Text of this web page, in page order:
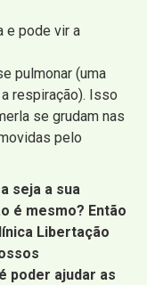
e pode vir a
pulmonar (uma
respiração). Isso
se grudam nas
pelo
seja a sua
é mesmo? Então
Libertação
poder ajudar as